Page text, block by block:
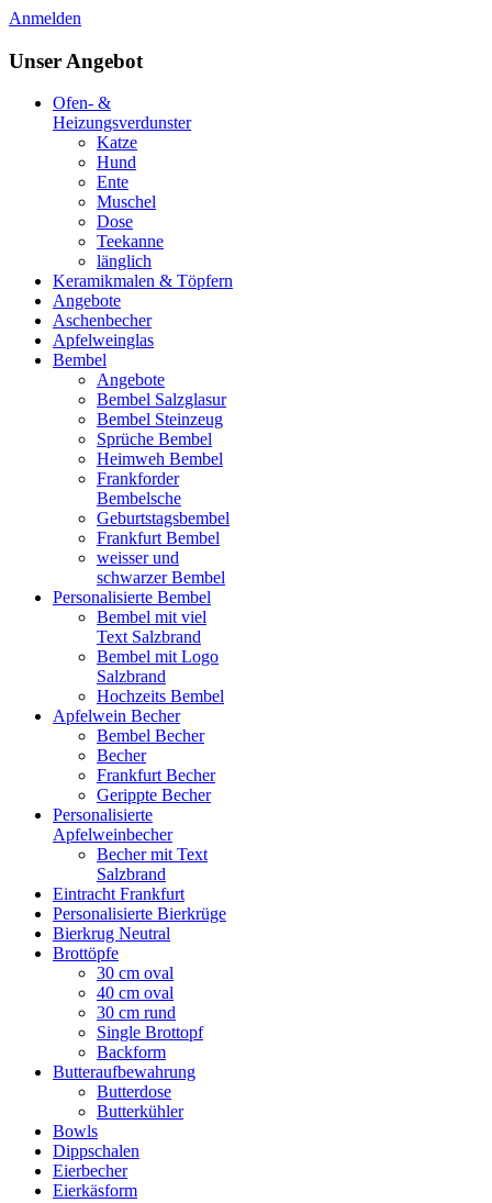
Anmelden
Unser Angebot
Ofen- &
Heizungsverdunster
Katze
Hund
Ente
Muschel
Dose
Teekanne
länglich
Keramikmalen & Töpfern
Angebote
Aschenbecher
Apfelweinglas
Bembel
Angebote
Bembel Salzglasur
Bembel Steinzeug
Sprüche Bembel
Heimweh Bembel
Frankforder
Bembelsche
Geburtstagsbembel
Frankfurt Bembel
weisser und
schwarzer Bembel
Personalisierte Bembel
Bembel mit viel
Text Salzbrand
Bembel mit Logo
Salzbrand
Hochzeits Bembel
Apfelwein Becher
Bembel Becher
Becher
Frankfurt Becher
Gerippte Becher
Personalisierte
Apfelweinbecher
Becher mit Text
Salzbrand
Eintracht Frankfurt
Personalisierte Bierkrüge
Bierkrug Neutral
Brottöpfe
30 cm oval
40 cm oval
30 cm rund
Single Brottopf
Backform
Butteraufbewahrung
Butterdose
Butterkühler
Bowls
Dippschalen
Eierbecher
Eierkäsform